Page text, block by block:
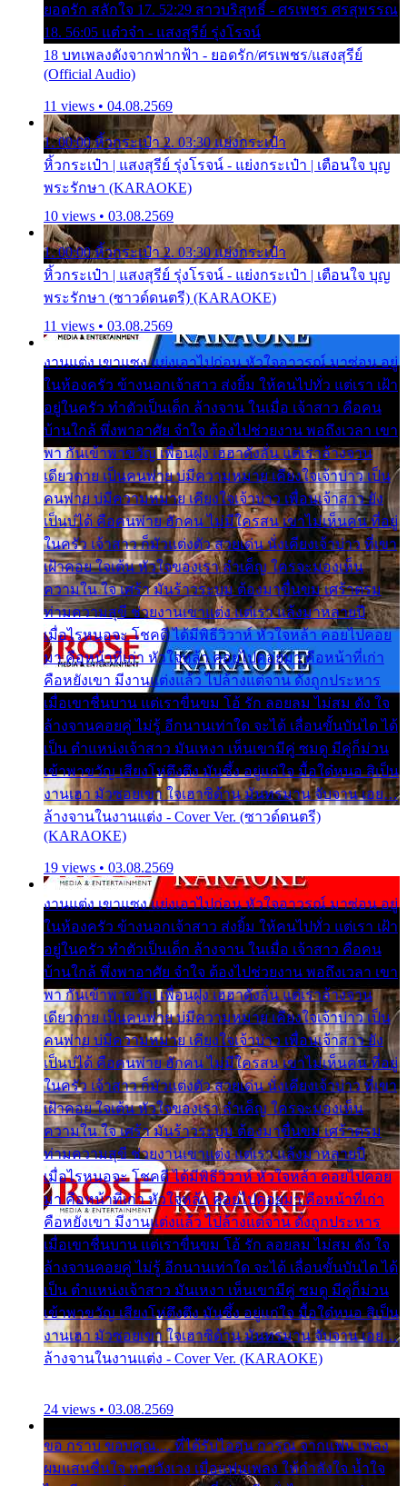
ยอดรัก สลักใจ 17. 52:29 สาวบริสุทธิ์ - ศรเพชร ศรสุพรรณ
18. 56:05 แต๋วจ๋า - แสงสุรีย์ รุ่งโรจน์
18 บทเพลงดังจากฟากฟ้า - ยอดรัก/ศรเพชร/แสงสุรีย์
(Official Audio)
11 views • 04.08.2569
1. 00:00 หิ้วกระเป๋า 2. 03:30 แย่งกระเป๋า
หิ้วกระเป๋า | แสงสุรีย์ รุ่งโรจน์ - แย่งกระเป๋า | เตือนใจ บุญ
พระรักษา (KARAOKE)
10 views • 03.08.2569
1. 00:00 หิ้วกระเป๋า 2. 03:30 แย่งกระเป๋า
หิ้วกระเป๋า | แสงสุรีย์ รุ่งโรจน์ - แย่งกระเป๋า | เตือนใจ บุญ
พระรักษา (ซาวด์ดนตรี) (KARAOKE)
11 views • 03.08.2569
งานแต่ง เขาแซง แย่งเอาไปก่อน หัวใจอาวรณ์ มาซ่อน อยู่
ในห้องครัว ข้างนอกเจ้าสาว ส่งยิ้ม ให้คนไปทั่ว แต่เรา เฝ้า
อยู่ในครัว ทำตัวเป็นเด็ก ล้างจาน ในเมื่อ เจ้าสาว คือคน
บ้านใกล้ พึ่งพาอาศัย จำใจ ต้องไปช่วยงาน พอถึงเวลา เขา
พา กันเข้าพาขวัญ เพื่อนฝูง เฮฮาดังลั่น แต่เราล้างจาน
เดียวดาย เป็นคนพ่าย บ่มีความหมาย เคียงใจเจ้าบ่าว เป็น
คนพ่าย บ่มีความหมาย เคียงใจเจ้าบ่าว เพื่อนเจ้าสาว ยัง
เป็นบ่ได้ คือคนพ่าย ฮักคน ไม่มีใครสน เขาไม่เห็นคน ที่อยู่
ในครัว เจ้าสาว ก็มัวแต่งตัว สวยเด่น นั่งเคียงเจ้าบ่าว ที่เขา
เฝ้าคอย ใจเต้น หัวใจของเรา ลำเค็ญ ใครจะมองเห็น
ความใน ใจ เศร้า มันร้าวระบม ต้องมาขื่นขม เศร้าตรม
ท่ามความสุขี ช่วยงานเขาแต่ง แต่เรา แล้งมาหลายปี
เมื่อไรหนอจะ โชคดี ได้มีพิธีวิวาห์ หัวใจหล้า คอยไปคอย
มา คือหน้าที่เก่า หัวใจหล้า คอยไปคอยมา คือหน้าที่เก่า
คือหยังเขา มีงานแต่งแล้ว ไปล้างแต่จาน ดั่งถูกประหาร
เมื่อเขาชื่นบาน แต่เราขื่นขม โอ้ รัก ลอยลม ไม่สม ดัง ใจ
ล้างจานคอยคู่ ไม่รู้ อีกนานเท่าใด จะได้ เลื่อนขั้นบันได ได้
เป็น ตำแหน่งเจ้าสาว มันเหงา เห็นเขามีคู่ ซมดู มีคู่ก็ม่วน
เข้าพาขวัญ เสียงโห่ตึงตึง มันซึ้ง อยู่แก่ใจ มื้อใด๋หนอ สิเป็น
งานเฮา มัวซอยเขา ใจเฮาซิด้าน มันทรมาน จับจาน เอย…
ล้างจานในงานแต่ง - Cover Ver. (ซาวด์ดนตรี)
(KARAOKE)
19 views • 03.08.2569
งานแต่ง เขาแซง แย่งเอาไปก่อน หัวใจอาวรณ์ มาซ่อน อยู่
ในห้องครัว ข้างนอกเจ้าสาว ส่งยิ้ม ให้คนไปทั่ว แต่เรา เฝ้า
อยู่ในครัว ทำตัวเป็นเด็ก ล้างจาน ในเมื่อ เจ้าสาว คือคน
บ้านใกล้ พึ่งพาอาศัย จำใจ ต้องไปช่วยงาน พอถึงเวลา เขา
พา กันเข้าพาขวัญ เพื่อนฝูง เฮฮาดังลั่น แต่เราล้างจาน
เดียวดาย เป็นคนพ่าย บ่มีความหมาย เคียงใจเจ้าบ่าว เป็น
คนพ่าย บ่มีความหมาย เคียงใจเจ้าบ่าว เพื่อนเจ้าสาว ยัง
เป็นบ่ได้ คือคนพ่าย ฮักคน ไม่มีใครสน เขาไม่เห็นคน ที่อยู่
ในครัว เจ้าสาว ก็มัวแต่งตัว สวยเด่น นั่งเคียงเจ้าบ่าว ที่เขา
เฝ้าคอย ใจเต้น หัวใจของเรา ลำเค็ญ ใครจะมองเห็น
ความใน ใจ เศร้า มันร้าวระบม ต้องมาขื่นขม เศร้าตรม
ท่ามความสุขี ช่วยงานเขาแต่ง แต่เรา แล้งมาหลายปี
เมื่อไรหนอจะ โชคดี ได้มีพิธีวิวาห์ หัวใจหล้า คอยไปคอย
มา คือหน้าที่เก่า หัวใจหล้า คอยไปคอยมา คือหน้าที่เก่า
คือหยังเขา มีงานแต่งแล้ว ไปล้างแต่จาน ดั่งถูกประหาร
เมื่อเขาชื่นบาน แต่เราขื่นขม โอ้ รัก ลอยลม ไม่สม ดัง ใจ
ล้างจานคอยคู่ ไม่รู้ อีกนานเท่าใด จะได้ เลื่อนขั้นบันได ได้
เป็น ตำแหน่งเจ้าสาว มันเหงา เห็นเขามีคู่ ซมดู มีคู่ก็ม่วน
เข้าพาขวัญ เสียงโห่ตึงตึง มันซึ้ง อยู่แก่ใจ มื้อใด๋หนอ สิเป็น
งานเฮา มัวซอยเขา ใจเฮาซิด้าน มันทรมาน จับจาน เอย…
ล้างจานในงานแต่ง - Cover Ver. (KARAOKE)
24 views • 03.08.2569
ขอ กราบ ขอบคุณ.... ที่ได้รับไออุ่น การุณ จากแฟน เพลง
ผมแสนชื่นใจ หายวังเวง เมื่อแฟนเพลง ให้กำลังใจ น้ำใจ